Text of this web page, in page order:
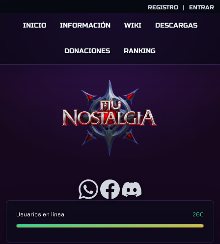
REGISTRO | ENTRAR
INICIO INFORMACIÓN WIKI DESCARGAS
DONACIONES RANKING
Usuarios en línea: 260